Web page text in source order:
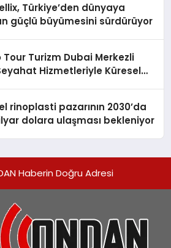
Türkiye’den dünyaya
güçlü büyümesini sürdürüyor
Turizm Dubai Merkezli
Hizmetleriyle Küresel
rinoplasti pazarının 2030’da
dolara ulaşması bekleniyor
Haberin Doğru Adresi